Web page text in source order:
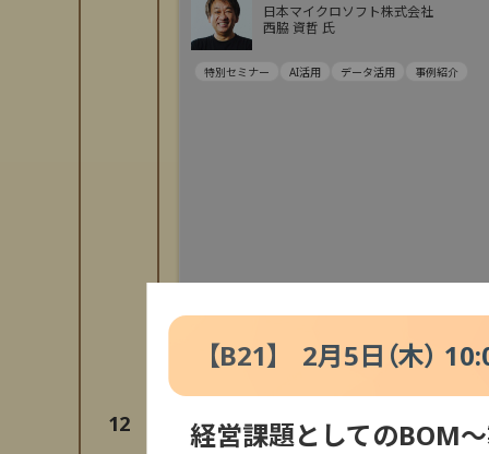
12
日本マイクロソフト株式会社
西脇 資哲 氏
特別セミナー AI活用 データ活用 事例紹介
【B21】 2月5日（木）
経営課題としてのBOM